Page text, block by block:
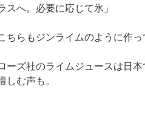
スへ。必要に応じて氷」
ちらもジンライムのように作っ
ーズ社のライムジュースは日
しむ声も。